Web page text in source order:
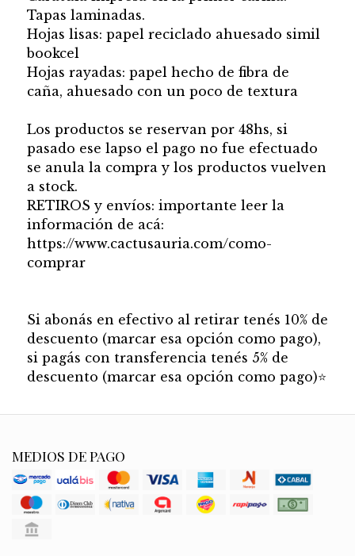
Tapas laminadas.
Hojas lisas: papel reciclado ahuesado simil
bookcel
Hojas rayadas: papel hecho de fibra de
caña, ahuesado con un poco de textura
Los productos se reservan por 48hs, si
pasado ese lapso el pago no fue efectuado
se anula la compra y los productos vuelven
a stock.
RETIROS y envíos: importante leer la
información de acá:
https://www.cactusauria.com/como-
comprar
Si abonás en efectivo al retirar tenés 10% de
descuento (marcar esa opción como pago),
si pagás con transferencia tenés 5% de
descuento (marcar esa opción como pago)⭐
MEDIOS DE PAGO